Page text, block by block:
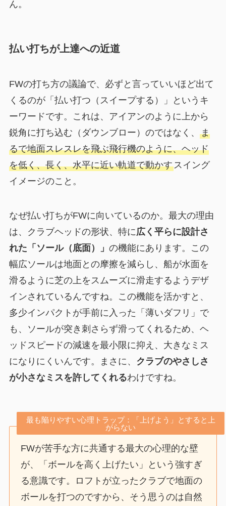
ん。
払い打ちが上達への近道
FWの打ち方の議論で、必ずと言っていいほど出て
くるのが「払い打つ（スイープする）」というキ
ーワードです。これは、アイアンのように上から
鋭角に打ち込む（ダウンブロー）のではなく、 ま
るで地面スレスレを飛ぶ飛行機のように、ヘッド
を低く、長く、水平に近い軌道で動かすスイング
イメージのこと。
なぜ払い打ちがFWに向いているのか。最大の理由
は、クラブヘッドの形状、特に 広く平らに設計さ
れた「ソール（底面）」 の機能にあります。この
幅広ソールは地面との摩擦を減らし、船が水面を
滑るように芝の上をスムーズに滑走するようデザ
インされているんですね。この機能を活かすと、
多少インパクトが手前に入った「薄いダフリ」で
も、ソールが突き刺さらず滑ってくれるため、ヘ
ッドスピードの減速を最小限に抑え、大きなミス
になりにくいんです。まさに、 クラブのやさしさ
が小さなミスを許してくれるわけですね。
最も陥りやすい心理トラップ：「上げよう」とすると上
がらない
FWが苦手な方に共通する最大の心理的な壁
が、「ボールを高く上げたい」という強すぎ
る意識です。ロフトが立ったクラブで地面の
ボールを打つのですから、そう思うのは自然